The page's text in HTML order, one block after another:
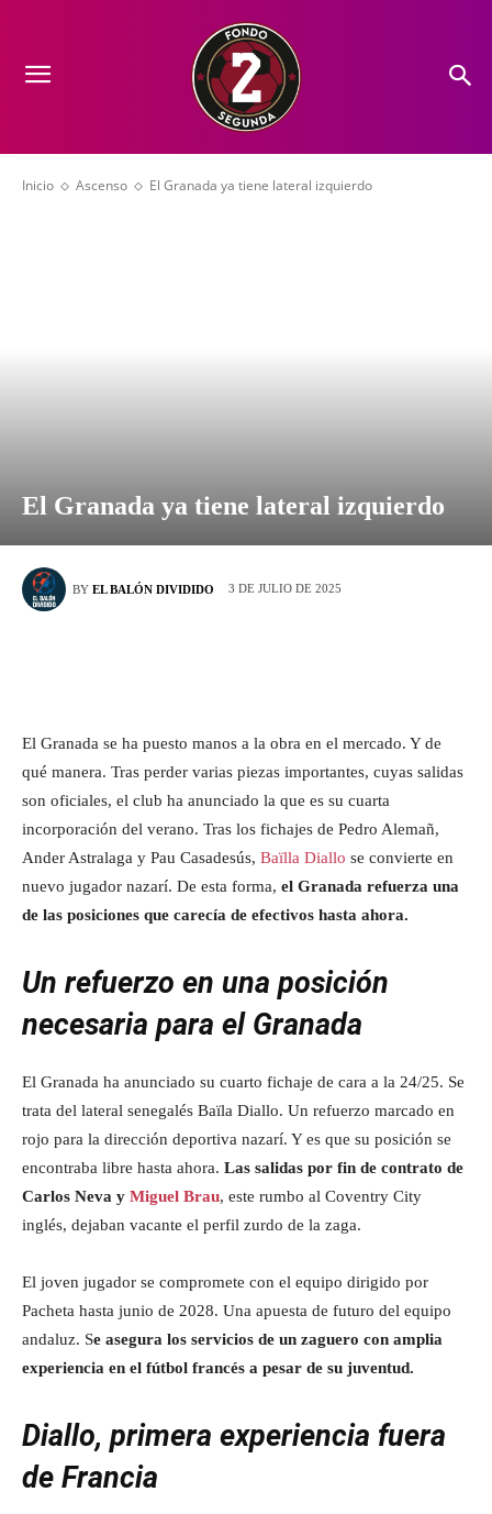
Inicio Ascenso El Granada ya tiene lateral izquierdo
El Granada ya tiene lateral izquierdo
BY EL BALÓN DIVIDIDO 3 DE JULIO DE 2025
El Granada se ha puesto manos a la obra en el mercado. Y de
qué manera. Tras perder varias piezas importantes, cuyas salidas
son oficiales, el club ha anunciado la que es su cuarta
incorporación del verano. Tras los fichajes de Pedro Alemañ,
Ander Astralaga y Pau Casadesús, Baïlla Diallo se convierte en
nuevo jugador nazarí. De esta forma, el Granada refuerza una
de las posiciones que carecía de efectivos hasta ahora.
Un refuerzo en una posición
necesaria para el Granada
El Granada ha anunciado su cuarto fichaje de cara a la 24/25. Se
trata del lateral senegalés Baïla Diallo. Un refuerzo marcado en
rojo para la dirección deportiva nazarí. Y es que su posición se
encontraba libre hasta ahora. Las salidas por fin de contrato de
Carlos Neva y Miguel Brau, este rumbo al Coventry City
inglés, dejaban vacante el perfil zurdo de la zaga.
El joven jugador se compromete con el equipo dirigido por
Pacheta hasta junio de 2028. Una apuesta de futuro del equipo
andaluz. Se asegura los servicios de un zaguero con amplia
experiencia en el fútbol francés a pesar de su juventud.
Diallo, primera experiencia fuera
de Francia